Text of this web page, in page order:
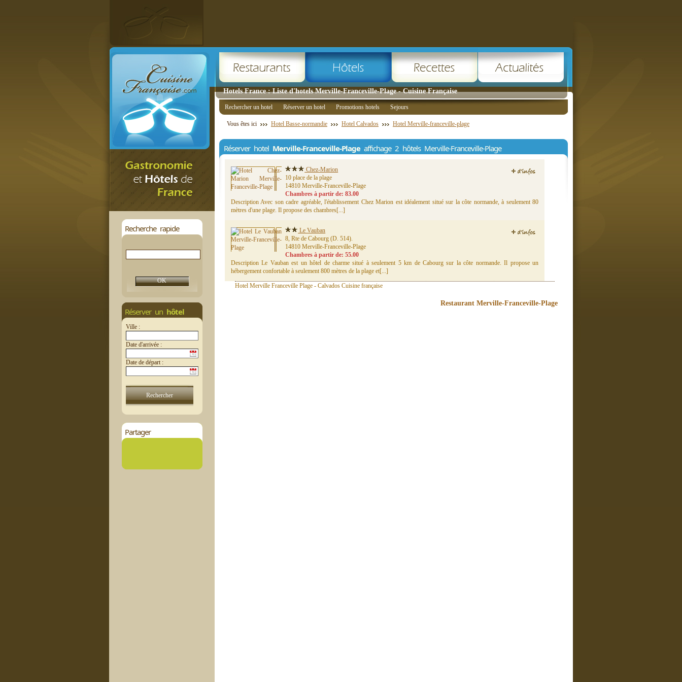
Hotels France : Liste d'hotels Merville-Franceville-Plage - Cuisine Française
Recherche rapide
Réserver un hôtel
Ville :
Date d'arrivée :
Date de départ :
Partager
Rechercher un hotel Réserver un hotel Promotions hotels Sejours
Vous êtes ici Hotel Basse-normandie Hotel Calvados Hotel Merville-franceville-plage
Réserver hotel Merville-Franceville-Plageaffichage 2 hôtels Merville-Franceville-Plage
Chez-Marion
10 place de la plage
14810 Merville-Franceville-Plage
Chambres à partir de: 83.00
Description Avec son cadre agréable, l'établissement Chez Marion est idéalement situé sur la côte normande, à seulement 80
mètres d'une plage. Il propose des chambres[...]
Le Vauban
8, Rte de Cabourg (D. 514).
14810 Merville-Franceville-Plage
Chambres à partir de: 55.00
Description Le Vauban est un hôtel de charme situé à seulement 5 km de Cabourg sur la côte normande. Il propose un
hébergement confortable à seulement 800 mètres de la plage et[...]
Hotel Merville Franceville Plage - Calvados Cuisine française
Restaurant Merville-Franceville-Plage